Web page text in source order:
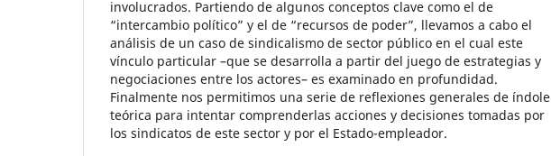
involucrados. Partiendo de algunos conceptos clave como el de
“intercambio político” y el de “recursos de poder”, llevamos a cabo el
análisis de un caso de sindicalismo de sector público en el cual este
vínculo particular –que se desarrolla a partir del juego de estrategias y
negociaciones entre los actores– es examinado en profundidad.
Finalmente nos permitimos una serie de reflexiones generales de índole
teórica para intentar comprenderlas acciones y decisiones tomadas por
los sindicatos de este sector y por el Estado-empleador.